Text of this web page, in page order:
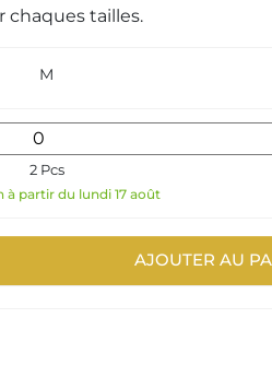
chaques tailles.
M
2 Pcs
à partir du lundi 17 août
AJOUTER AU